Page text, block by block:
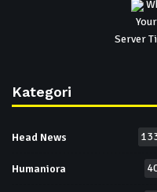
Server
Kategori
Head News
Humaniora